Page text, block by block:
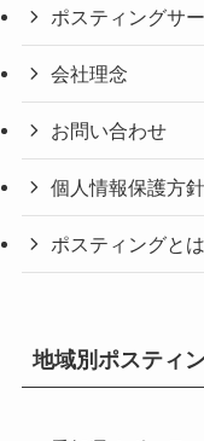
ポスティングサ
会社理念
お問い合わせ
個人情報保護方針
ポスティングとは
地域別ポスティ